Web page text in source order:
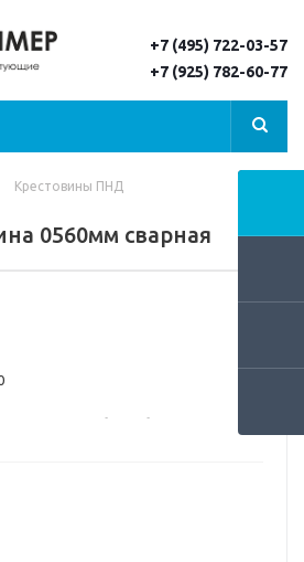
+7 (495) 722-03-57
+7 (925) 782-60-77
Крестовины ПНД
0560мм сварная
того что бы добавить сразу два
применяются на напорном и